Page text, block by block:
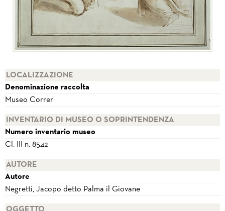
LOCALIZZAZIONE
Denominazione raccolta
Museo Correr
INVENTARIO DI MUSEO O SOPRINTENDENZA
Numero inventario museo
Cl. III n. 8542
AUTORE
Autore
Negretti, Jacopo detto Palma il Giovane
OGGETTO